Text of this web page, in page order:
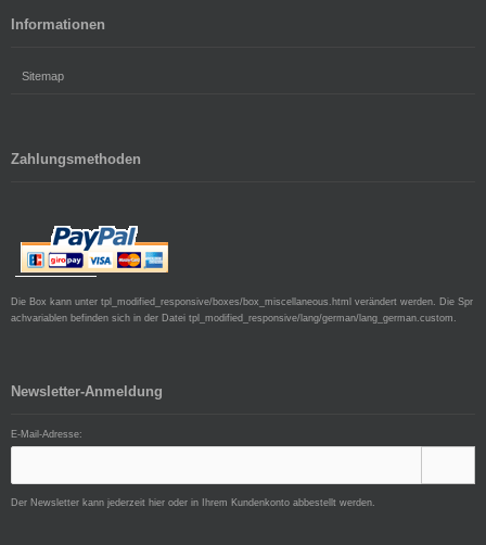
Informationen
Sitemap
Zahlungsmethoden
Die Box kann unter tpl_modified_responsive/boxes/box_miscellaneous.html verändert werden. Die Spr
achvariablen befinden sich in der Datei tpl_modified_responsive/lang/german/lang_german.custom.
Newsletter-Anmeldung
E-Mail-Adresse:
Der Newsletter kann jederzeit hier oder in Ihrem Kundenkonto abbestellt werden.